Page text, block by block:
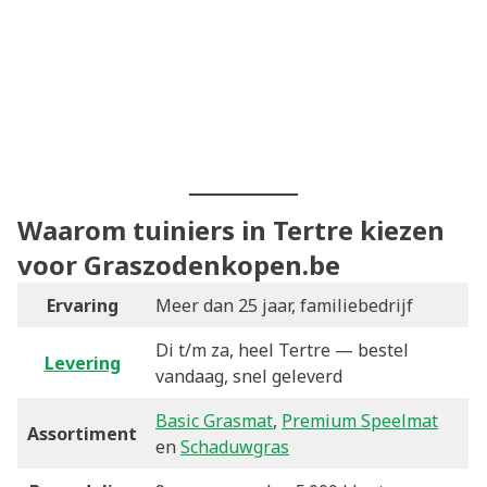
Waarom tuiniers in Tertre kiezen
voor Graszodenkopen.be
Ervaring Meer dan 25 jaar, familiebedrijf
Levering
Di t/m za, heel Tertre — bestel
vandaag, snel geleverd
Assortiment
Basic Grasmat, Premium Speelmat
en Schaduwgras